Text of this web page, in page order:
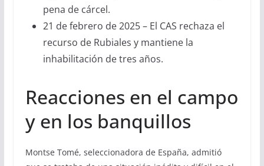
pena de cárcel.
21 de febrero de 2025 – El CAS rechaza el
recurso de Rubiales y mantiene la
inhabilitación de tres años.
Reacciones en el campo
y en los banquillos
Montse Tomé, seleccionadora de España, admitió